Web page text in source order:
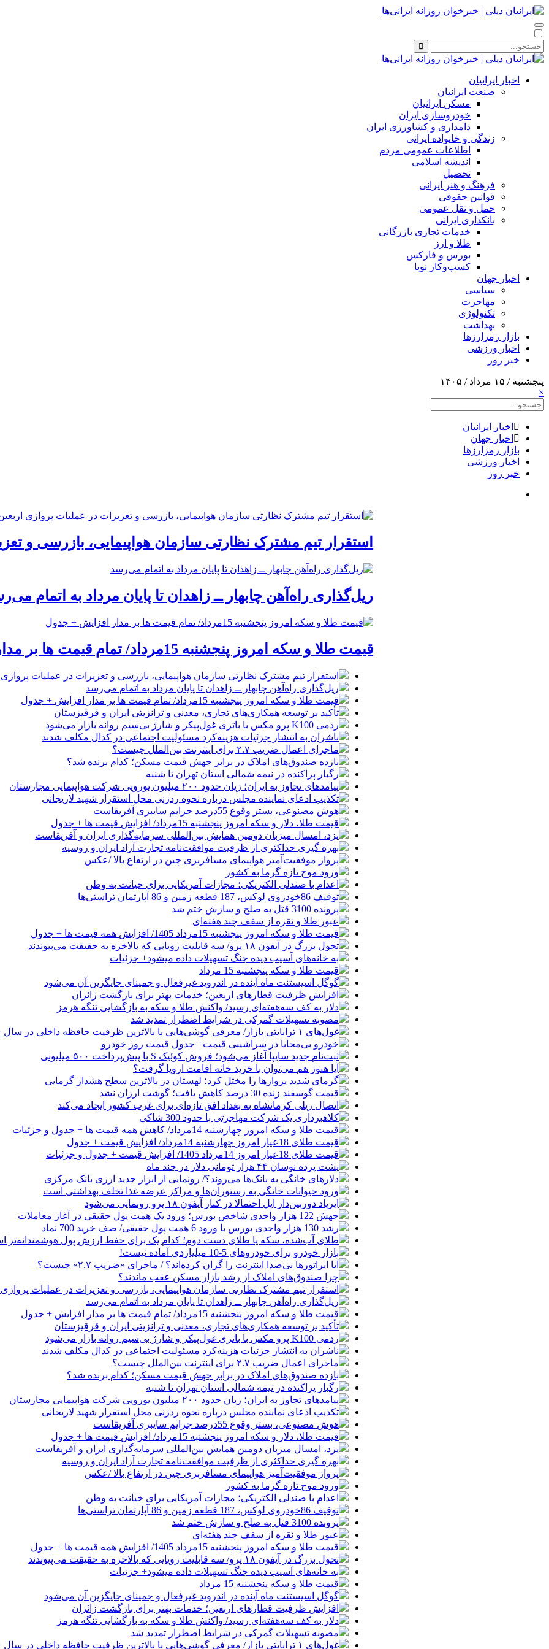
اخبار ایرانیان
صنعت ایرانیان
مسکن ایرانیان
خودروسازی ایران
دامداری و کشاورزی ایران
زندگی و خانواده ایرانی
اطلاعات عمومی مردم
اندیشه اسلامی
تحصیل
فرهنگ و هنر ایرانی
قوانین حقوقی
حمل و نقل عمومی
بانکداری ایرانی
خدمات تجاری بازرگانی
طلا و ارز
بورس و فارکس
کسب‌وکار نوپا
اخبار جهان
سیاسی
مهاجرت
تکنولوژی
بهداشت
بازار رمزارزها
اخبار ورزشی
خبر روز
پنجشنبه / ۱۵ مرداد / ۱۴۰۵
×
اخبار ایرانیان
اخبار جهان
بازار رمزارزها
اخبار ورزشی
خبر روز
استقرار تیم مشترک نظارتی سازمان هواپیمایی، بازرسی و
ریل‌گذاری راه‌آهن چابهار ــ زاهدان تا پایان مرداد به اتمام
قیمت طلا و سکه امروز پنجشنبه 15مرداد/ تمام قیمت ها بر مدار افزایش + جدول
استقرار تیم مشترک نظارتی سازمان هواپیمایی، بازرسی و تعزیرات در عملیات پروازی
ریل‌گذاری راه‌آهن چابهار ــ زاهدان تا پایان مرداد به اتمام می‌رسد
قیمت طلا و سکه امروز پنجشنبه 15مرداد/ تمام قیمت ها بر مدار افزایش + جدول
تأکید بر توسعه همکاری‌های تجاری، معدنی و ترانزیتی ایران و قرقیزستان
ردمی K100 پرو مکس با باتری غول‌پیکر و شارژ بی‌سیم روانه بازار می‌شود
ناشران به انتشار جزئیات هزینه‌کرد مسئولیت اجتماعی در کدال مکلف شدند
ماجرای اعمال ضریب ۲.۷ برای اینترنت بین‌الملل چیست؟
بازده صندوق‌های املاک در برابر جهش قیمت مسکن؛ کدام برنده شد؟
رگبار پراکنده در نیمه شمالی استان تهران تا شنبه
پیامدهای تجاوز به ایران؛ زیان حدود ۲۰۰ میلیون یورویی شرکت هواپیمایی مجارستان
تکذیب ادعای نماینده مجلس درباره نحوه ردزنی محل استقرار شهید لاریجانی
هوش مصنوعی، بستر وقوع 55درصد جرایم سایبری آفریقاست
قیمت طلا، دلار و سکه امروز پنجشنبه 15مرداد/ افزایش قیمت ها + جدول
یزد، امسال میزبان دومین همایش بین‌المللی سرمایه‌گذاری ایران و آفریقاست
بهره گیری حداکثری از ظرفیت موافقت‌نامه تجارت آزاد ایران و روسیه
پرواز موفقیت‌آمیز هواپیمای مسافربری چین در ارتفاع بالا /عکس
ورود موج تازه گرما به کشور
اعدام با صندلی الکتریکی؛ مجازات آمریکایی برای خیانت به وطن
توقیف 86خودروی لوکس، 187 قطعه زمین و 86 آپارتمان تراستی‌ها
پرونده 3100 قتل به صلح و سازش ختم شد
عبور طلا و نقره از سقف چند هفته‌ای
قیمت طلا و سکه امروز پنجشنبه 15مرداد 1405/ افزایش همه قیمت ها + جدول
تحول بزرگ در آیفون ۱۸ پرو/ سه قابلیت رویایی که بالاخره به حقیقت می‌پیوندند
به خانه‌های آسیب دیده جنگ تسهیلات داده میشود+ جزئیات
قیمت طلا و سکه پنجشنبه 15 مرداد
گوگل اسیستنت ماه آینده در اندروید غیرفعال و جمینای جایگزین آن می‌شود
افزایش ظرفیت قطارهای اربعین؛ خدمات بهتر برای بازگشت زائران
دلار به کف سه‌هفته‌ای رسید/ واکنش طلا و سکه به بازگشایی تنگه هرمز
مصوبه تسهیلات گمرکی در شرایط اضطرار تمدید شد
غول‌های ۱ ترابایتی بازار/ معرفی گوشی‌هایی با بالاترین ظرفیت حافظه داخلی در سال ۲۰۲۶
خودرو بی‌محابا در سراشیبی قیمت+ جدول قیمت روز خودرو
ثبت‌نام جدید سایپا آغاز می‌شود؛ فروش کوئیک S با پیش‌پرداخت ۵۰۰ میلیونی
آیا هنوز هم می‌توان با خرید خانه اقامت اروپا گرفت؟
گرمای شدید پروازها را مختل کرد؛ لهستان در بالاترین سطح هشدار گرمایی
قیمت گوسفند زنده 30 درصد کاهش یافت؛ گوشت ارزان نشد
اتصال ریلی کرمانشاه به بغداد افق تازه‌ای برای غرب کشور ایجاد می‌کند
کلاهبرداری یک شرکت مهاجرتی با حدود 300 شاکی
قیمت طلا و سکه امروز چهارشنبه 14مرداد/ کاهش همه قیمت ها + جدول و جزئیات
قیمت طلای 18عیار امروز چهارشنبه 14مرداد/ افزایش قیمت + جدول
قیمت طلای 18عیار امروز 14مرداد 1405/ افزایش قیمت + جدول و جزئیات
پشت پرده نوسان ۴۴ هزار تومانی دلار در چند ماه
دلارهای خانگی به بانک‌ها می‌روند؟/ رونمایی از ابزار جدید ارزی بانک مرکزی
ورود حیوانات خانگی به رستوران‌ها و مراکز عرضه غذا تخلف بهداشتی است
ایرپاد دوربین‌دار اپل احتمالا در کنار آیفون ۱۸ پرو رونمایی می‌شود
جهش 122 هزار واحدی شاخص بورس؛ ورود یک همت پول حقیقی در آغاز معاملات
رشد 130 هزار واحدی بورس با ورود 6 همت پول حقیقی/ صف خرید 700 نماد
طلای آب‌شده، سکه یا طلای دست دوم؛ کدام یک برای حفظ ارزش پول هوشمندانه‌تر
بازار خودرو برای خودروهای 5-10 میلیاردی آماده نیست!
آیا اپراتورها بی‌صدا اینترنت را گران کرده‌اند؟ / ماجرای «ضریب ۲.۷» چیست؟
چرا صندوق‌های املاک از رشد بازار مسکن عقب ماندند؟
استقرار تیم مشترک نظارتی سازمان هواپیمایی، بازرسی و تعزیرات در عملیات پروازی
ریل‌گذاری راه‌آهن چابهار ــ زاهدان تا پایان مرداد به اتمام می‌رسد
قیمت طلا و سکه امروز پنجشنبه 15مرداد/ تمام قیمت ها بر مدار افزایش + جدول
تأکید بر توسعه همکاری‌های تجاری، معدنی و ترانزیتی ایران و قرقیزستان
ردمی K100 پرو مکس با باتری غول‌پیکر و شارژ بی‌سیم روانه بازار می‌شود
ناشران به انتشار جزئیات هزینه‌کرد مسئولیت اجتماعی در کدال مکلف شدند
ماجرای اعمال ضریب ۲.۷ برای اینترنت بین‌الملل چیست؟
بازده صندوق‌های املاک در برابر جهش قیمت مسکن؛ کدام برنده شد؟
رگبار پراکنده در نیمه شمالی استان تهران تا شنبه
پیامدهای تجاوز به ایران؛ زیان حدود ۲۰۰ میلیون یورویی شرکت هواپیمایی مجارستان
تکذیب ادعای نماینده مجلس درباره نحوه ردزنی محل استقرار شهید لاریجانی
هوش مصنوعی، بستر وقوع 55درصد جرایم سایبری آفریقاست
قیمت طلا، دلار و سکه امروز پنجشنبه 15مرداد/ افزایش قیمت ها + جدول
یزد، امسال میزبان دومین همایش بین‌المللی سرمایه‌گذاری ایران و آفریقاست
بهره گیری حداکثری از ظرفیت موافقت‌نامه تجارت آزاد ایران و روسیه
پرواز موفقیت‌آمیز هواپیمای مسافربری چین در ارتفاع بالا /عکس
ورود موج تازه گرما به کشور
اعدام با صندلی الکتریکی؛ مجازات آمریکایی برای خیانت به وطن
توقیف 86خودروی لوکس، 187 قطعه زمین و 86 آپارتمان تراستی‌ها
پرونده 3100 قتل به صلح و سازش ختم شد
عبور طلا و نقره از سقف چند هفته‌ای
قیمت طلا و سکه امروز پنجشنبه 15مرداد 1405/ افزایش همه قیمت ها + جدول
تحول بزرگ در آیفون ۱۸ پرو/ سه قابلیت رویایی که بالاخره به حقیقت می‌پیوندند
به خانه‌های آسیب دیده جنگ تسهیلات داده میشود+ جزئیات
قیمت طلا و سکه پنجشنبه 15 مرداد
گوگل اسیستنت ماه آینده در اندروید غیرفعال و جمینای جایگزین آن می‌شود
افزایش ظرفیت قطارهای اربعین؛ خدمات بهتر برای بازگشت زائران
دلار به کف سه‌هفته‌ای رسید/ واکنش طلا و سکه به بازگشایی تنگه هرمز
مصوبه تسهیلات گمرکی در شرایط اضطرار تمدید شد
غول‌های ۱ ترابایتی بازار/ معرفی گوشی‌هایی با بالاترین ظرفیت حافظه داخلی در سال ۲۰۲۶